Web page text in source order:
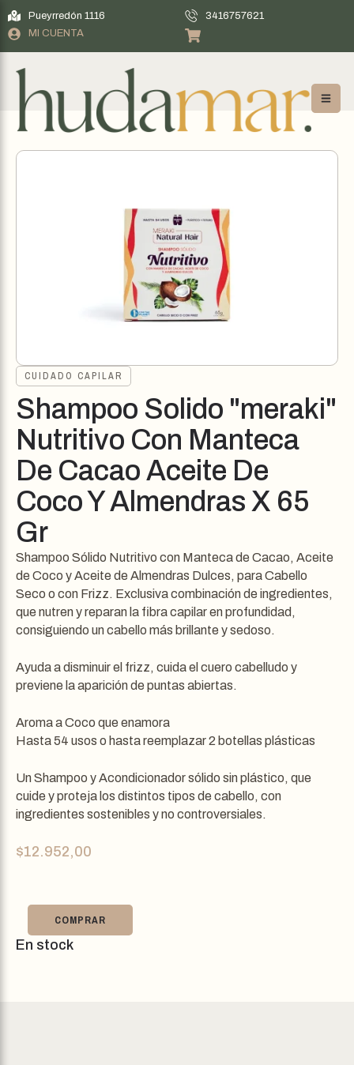
Pueyrredón 1116
3416757621
MI CUENTA
CUIDADO CAPILAR
Shampoo Solido "meraki"
Nutritivo Con Manteca
De Cacao Aceite De
Coco Y Almendras X 65
Gr
Shampoo Sólido Nutritivo con Manteca de Cacao, Aceite
de Coco y Aceite de Almendras Dulces, para Cabello
Seco o con Frizz. Exclusiva combinación de ingredientes,
que nutren y reparan la fibra capilar en profundidad,
consiguiendo un cabello más brillante y sedoso.
Ayuda a disminuir el frizz, cuida el cuero cabelludo y
previene la aparición de puntas abiertas.
Aroma a Coco que enamora
Hasta 54 usos o hasta reemplazar 2 botellas plásticas
Un Shampoo y Acondicionador sólido sin plástico, que
cuide y proteja los distintos tipos de cabello, con
ingredientes sostenibles y no controversiales.
$12.952,00
COMPRAR
En stock